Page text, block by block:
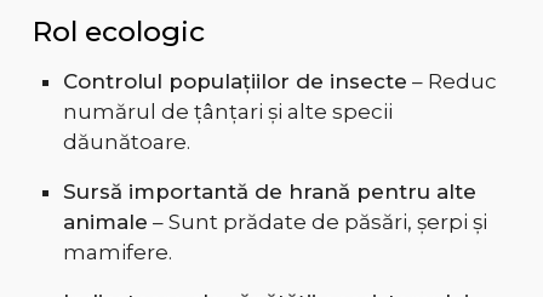
Rol ecologic
Controlul populațiilor de insecte – Reduc
numărul de țânțari și alte specii
dăunătoare.
Sursă importantă de hrană pentru alte
animale – Sunt prădate de păsări, șerpi și
mamifere.